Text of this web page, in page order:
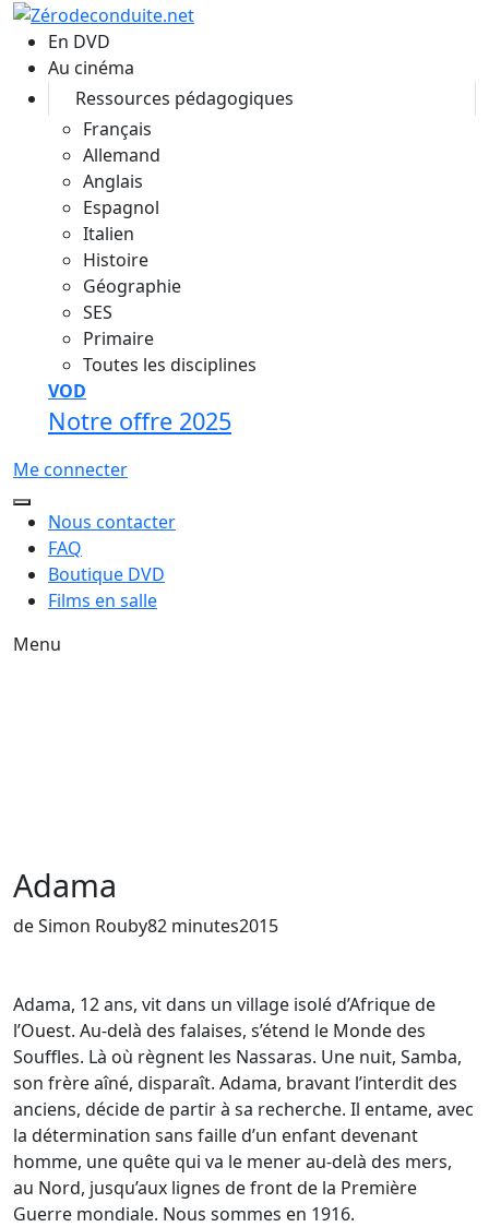
Aller au contenu principal
En DVD
Au cinéma
Ressources pédagogiques
Français
Allemand
Anglais
Espagnol
Italien
Histoire
Géographie
SES
Primaire
Toutes les disciplines
VOD
Notre offre 2025
Me connecter
Nous contacter
FAQ
Boutique DVD
Films en salle
Menu
Adama
de Simon Rouby82 minutes2015
Adama, 12 ans, vit dans un village isolé d’Afrique de
l’Ouest. Au-delà des falaises, s’étend le Monde des
Souffles. Là où règnent les Nassaras. Une nuit, Samba,
son frère aîné, disparaît. Adama, bravant l’interdit des
anciens, décide de partir à sa recherche. Il entame, avec
la détermination sans faille d’un enfant devenant
homme, une quête qui va le mener au-delà des mers,
au Nord, jusqu’aux lignes de front de la Première
Guerre mondiale. Nous sommes en 1916.